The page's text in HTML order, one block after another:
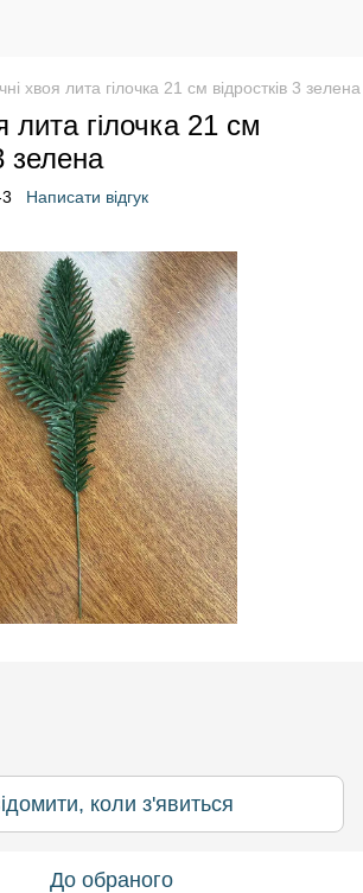
хвоя лита гілочка 21 см відростків 3 зелена
лита гілочка 21 см
зелена
Написати відгук
коли з'явиться
До обраного